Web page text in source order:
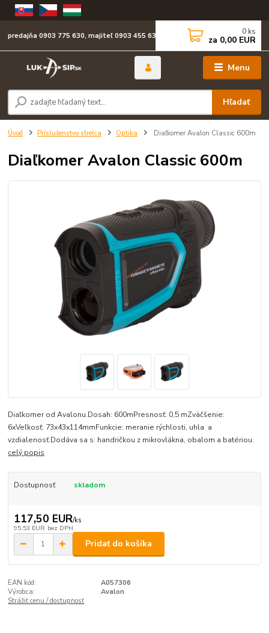
Menu
Hľadať
predajňa 0903 775 630, majiteľ 0903 455 630 0 ks
za 0,00 EUR
Úvod Príslušenstvo strelca Optika Diaľkomer Avalon Classic 600m
Diaľkomer Avalon Classic 600m
Diaľkomer od Avalonu.Dosah: 600mPresnosť: 0,5 mZväčšenie:
6xVeľkosť: 73x43x114mmFunkcie: meranie rýchlosti, uhla a
vzdialenosť.Dodáva sa s: handričkou z mikrovlákna, obalom a batériou.
celý popis
Dostupnosť skladom
117,50 EUR/ks
95,53 EUR bez DPH
Pridať do košíka
EAN kód:
A057306
Výrobca:
Avalon
Strážiť cenu / dostupnosť